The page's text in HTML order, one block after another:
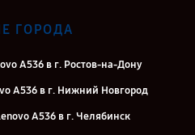
ГОРОДА
A536 в г. Ростов-на-Дону
A536 в г. Нижний Новгород
A536 в г. Челябинск